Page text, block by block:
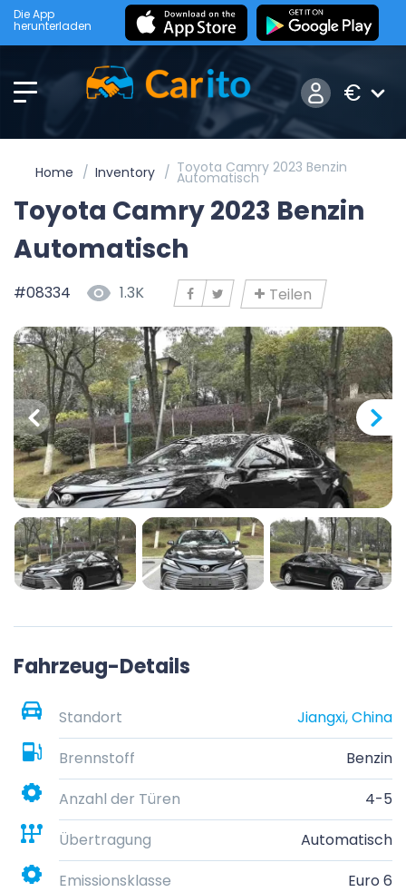
Die App
herunterladen
€
Home Inventory Toyota Camry 2023 Benzin
Automatisch
Toyota Camry 2023 Benzin
Automatisch
#08334 1.3K Teilen
Fahrzeug-Details
Standort
Jiangxi, China
Brennstoff
Benzin
Anzahl der Türen
4-5
Übertragung
Automatisch
Emissionsklasse
Euro 6